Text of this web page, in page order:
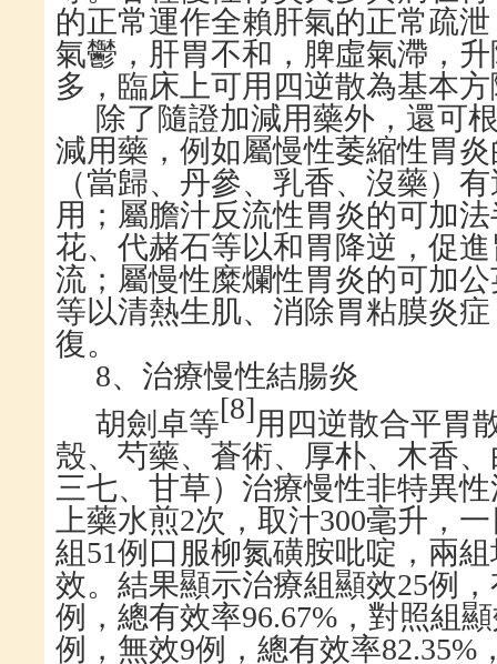
的正常運作全賴肝氣的正常疏
氣鬱，肝胃不和，脾虛氣滯，
多，臨床上可用四逆散為基本
除了隨證加減用藥外，還可
減用藥，例如屬慢性萎縮性胃
（當歸、丹參、乳香、沒藥）
用；屬膽汁反流性胃炎的可加
花、代赭石等以和胃降逆，促
流；屬慢性糜爛性胃炎的可加
等以清熱生肌、消除胃粘膜炎
復。
8、治療慢性結腸炎
胡劍卓等[8]用四逆散合平胃
殼、芍藥、蒼術、厚朴、木香
三七、甘草）治療慢性非特異
上藥水煎2次，取汁300毫升，
組51例口服柳氮磺胺吡啶，兩
效。結果顯示治療組顯效25例
例，總有效率96.67% ，對照組
例，無效9例，總有效率82.35%